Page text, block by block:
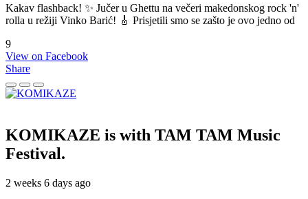
Kakav flashback! ✨ Jučer u Ghettu na večeri makedonskog rock 'n'
rolla u režiji Vinko Barić! 🎸 Prisjetili smo se zašto je ovo jedno od
9
View on Facebook
Share
KOMIKAZE is with TAM TAM Music
Festival.
2 weeks 6 days ago